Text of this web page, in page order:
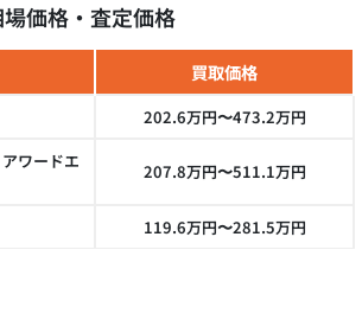
価格・査定価格
買取価格
202.6万円〜473.2万円
ワードエ
207.8万円〜511.1万円
119.6万円〜281.5万円